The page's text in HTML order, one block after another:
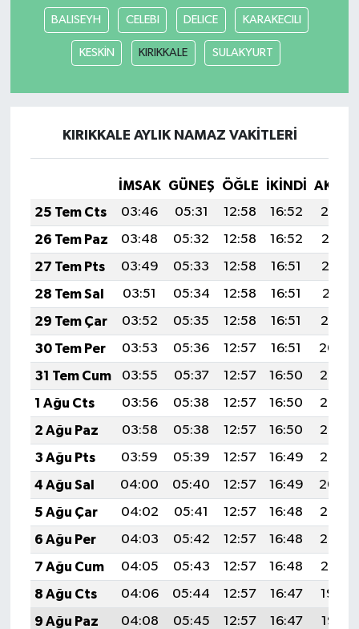
BALISEYH CELEBI DELICE KARAKECILI
KESKİN KIRIKKALE SULAKYURT
KIRIKKALE AYLIK NAMAZ VAKITLERI
İMSAK GÜNEŞ ÖĞLE İKINDI
25 Tem Cts
03:46 05:31 12:58 16:52
20:14
26 Tem Paz
03:48 05:32 12:58 16:52
20:13
27 Tem Pts
03:49 05:33 12:58 16:51
20:12
28 Tem Sal
03:51 05:34 12:58 16:51
20:11
29 Tem Çar
03:52 05:35 12:58 16:51
20:10
30 Tem Per
03:53 05:36 12:57 16:51
20:09
31 Tem Cum
03:55 05:37 12:57 16:50
20:08
1 Ağu Cts
03:56 05:38 12:57 16:50
20:07
2 Ağu Paz
03:58 05:38 12:57 16:50
20:06
3 Ağu Pts
03:59 05:39 12:57 16:49
20:05
4 Ağu Sal
04:00 05:40 12:57 16:49
20:04
5 Ağu Çar
04:02 05:41 12:57 16:48
20:03
6 Ağu Per
04:03 05:42 12:57 16:48
20:02
7 Ağu Cum
04:05 05:43 12:57 16:48
20:01
8 Ağu Cts
04:06 05:44 12:57 16:47
19:59
9 Ağu Paz
04:08 05:45 12:57 16:47
19:58